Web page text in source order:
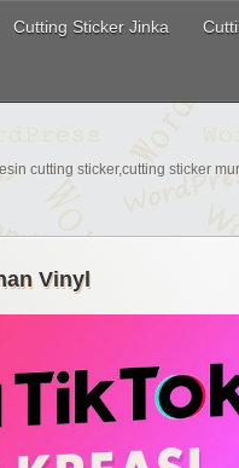
Cutting Sticker Jinka
cutting sticker,cutting sticker
Vinyl